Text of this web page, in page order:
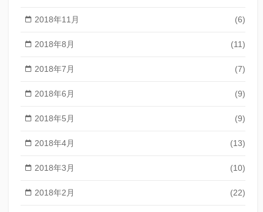
2018年11月 (6)
2018年8月 (11)
2018年7月 (7)
2018年6月 (9)
2018年5月 (9)
2018年4月 (13)
2018年3月 (10)
2018年2月 (22)